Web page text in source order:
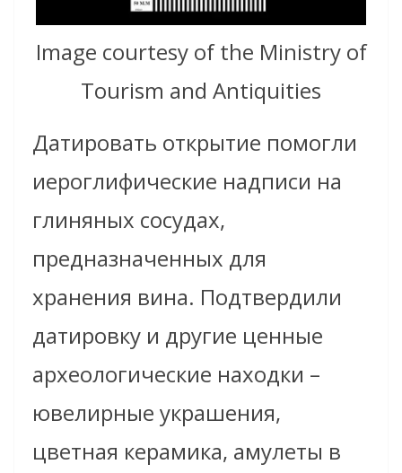
Image courtesy of the Ministry of
Tourism and Antiquities
Датировать открытие помогли
иероглифические надписи на
глиняных сосудах,
предназначенных для
хранения вина. Подтвердили
датировку и другие ценные
археологические находки –
ювелирные украшения,
цветная керамика, амулеты в